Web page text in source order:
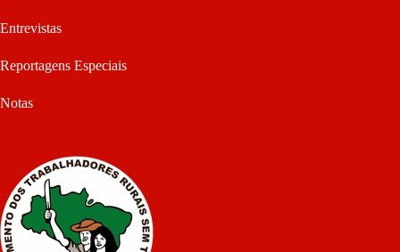
Entrevistas
Reportagens Especiais
Notas